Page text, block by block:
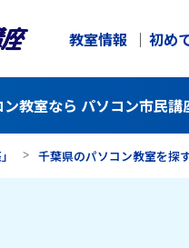
教室情報 初め
教室なら パソコン市民講
千葉県のパソコン教室を探